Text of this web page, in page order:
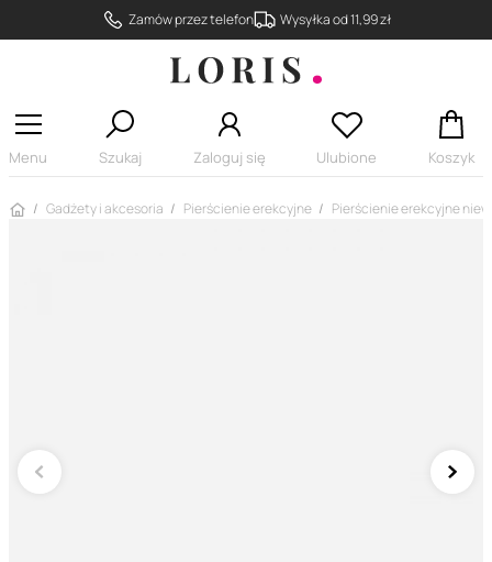
Zamów przez telefon Wysyłka od 11,99 zł
Menu Szukaj Zaloguj się Ulubione Koszyk
Strona główna
Gadżety i akcesoria Pierścienie erekcyjne Pierścienie erekcyjne